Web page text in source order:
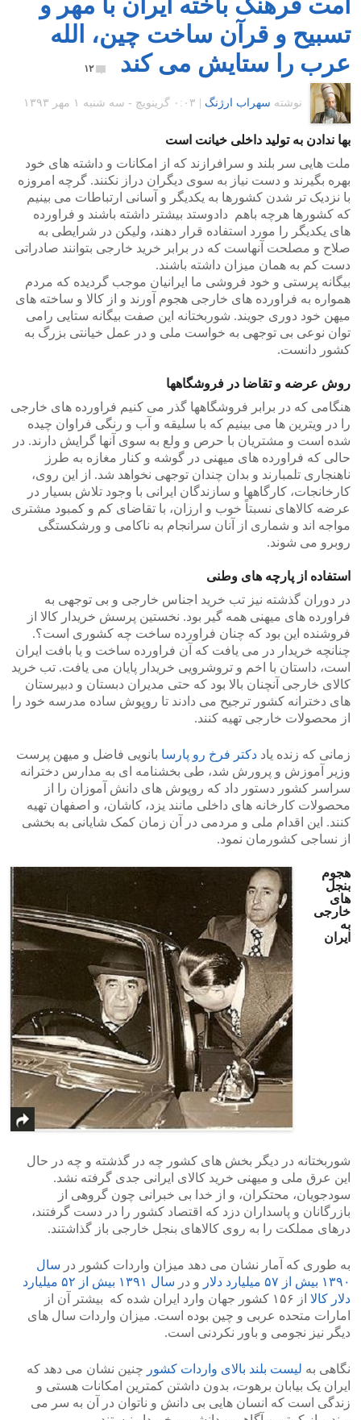
تسبیح و قرآن ساخت چین، الله
عرب را ستایش می کند
۱۲
نوشته سهراب ارژنگ ۰:۰۳ گرينويچ - سه شنبه ۱ مهر ۱۳۹۳
بها ندادن به تولید داخلی خیانت است
ملت هایی سر بلند و سرافرازند که از امکانات و داشته های خود
بهره بگیرند و دست نیاز به سوی دیگران دراز نکنند. گرچه امروزه
با نزدیک تر شدن کشورها به یکدیگر و آسانی ارتباطات می بینیم
که کشورها هرچه باهم دادوستد بیشتر داشته باشند و فراورده
های یکدیگر را مورد استفاده قرار دهند، ولیکن در شرایطی به
صلاح و مصلحت آنهاست که در برابر خرید خارجی بتوانند صادراتی
دست کم به همان میزان داشته باشند.
بیگانه پرستی و خود فروشی ما ایرانیان موجب گردیده که مردم
همواره به فراورده های خارجی هجوم آورند و از کالا و ساخته های
میهن خود دوری جویند. شوربختانه این صفت بیگانه ستایی رامی
توان نوعی بی توجهی به خواست ملی و در عمل خیانتی بزرگ به
کشور دانست.
روش عرضه و تقاضا در فروشگاهها
هنگامی که در برابر فروشگاهها گذر می کنیم فراورده های خارجی
را در ویترین ها می بینیم که با سلیقه و آب و رنگی فراوان چیده
شده است و مشتریان با حرص و ولع به سوی آنها گرایش دارند. در
حالی که فراورده های میهنی در گوشه و کنار مغازه به طرز
ناهنجاری تلمبارند و بدان چندان توجهی نخواهد شد. از این روی،
کارخانجات، کارگاهها و سازندگان ایرانی با وجود تلاش بسیار در
عرضه کالاهای نسبتاً خوب و ارزان، با تقاضای کم و کمبود مشتری
مواجه اند و شماری از آنان سرانجام به ناکامی و ورشکستگی
روبرو می شوند.
استفاده از پارچه های وطنی
در دوران گذشته نیز تب خرید اجناس خارجی و بی توجهی به
فراورده های میهنی همه گیر بود. نخستین پرسش خریدار کالا از
فروشنده این بود که چنان فراورده ساخت چه کشوری است؟.
چنانچه خریدار در می یافت که آن فراورده ساخت و یا بافت ایران
است، داستان با اخم و تروشرویی خریدار پایان می یافت. تب خرید
کالای خارجی آنچنان بالا بود که حتی مدیران دبستان و دبیرستان
های دخترانه کشور ترجیح می دادند تا روپوش ساده مدرسه خود را
از محصولات خارجی تهیه کنند.
زمانی که زنده یاد دکتر فرخ رو پارسا بانویی فاضل و میهن پرست
وزیر آموزش و پرورش شد، طی بخشنامه ای به مدارس دخترانه
سراسر کشور دستور داد که روپوش های دانش آموزان را از
محصولات کارخانه های داخلی مانند یزد، کاشان، و اصفهان تهیه
کنند. این اقدام ملی و مردمی در آن زمان کمک شایانی به بخشی
از نساجی کشورمان نمود.
هجوم
بنجل
های
خارجی
به
ایران
شوربختانه در دیگر بخش های کشور چه در گذشته و چه در حال
این عرق ملی و میهنی خرید کالای ایرانی جدی گرفته نشد.
سودجویان، محتکران، و از خدا بی خبرانی چون گروهی از
بازرگانان و پاسداران دزد که اقتصاد کشور را در دست گرفتند،
درهای مملکت را به روی کالاهای بنجل خارجی باز گذاشتند.
به طوری که آمار نشان می دهد میزان واردات کشور در سال
۱۳۹۰ بیش از ۵۷ میلیارد دلار
و در
سال ۱۳۹۱ بیش از ۵۲ میلیارد
دلار کالا
از ۱۵۶ کشور جهان وارد ایران شده که بیشتر آن از
امارات متحده عربی و چین بوده است. میزان واردات سال های
دیگر نیز نجومی و باور نکردنی است.
نگاهی به لیست بلند بالای واردات کشور چنین نشان می دهد که
ایران یک بیابان برهوت، بدون داشتن کمترین امکانات هستی و
زندگی است که انسان هایی بی دانش و ناتوان در آن به سر می